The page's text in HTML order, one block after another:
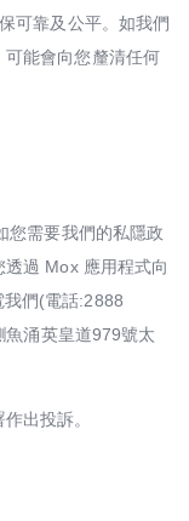
可靠及公平。如我們
能會向您釐清任何
您需要我們的私隱政
過 Mox 應用程式向
我們(電話:2888
涌英皇道979號太
出投訴。